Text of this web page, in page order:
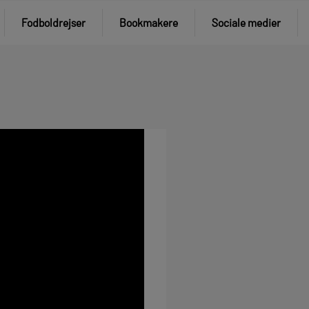
Fodboldrejser Bookmakere Sociale medier